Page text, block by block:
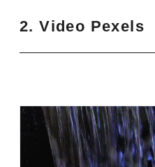
2. Video Pexels